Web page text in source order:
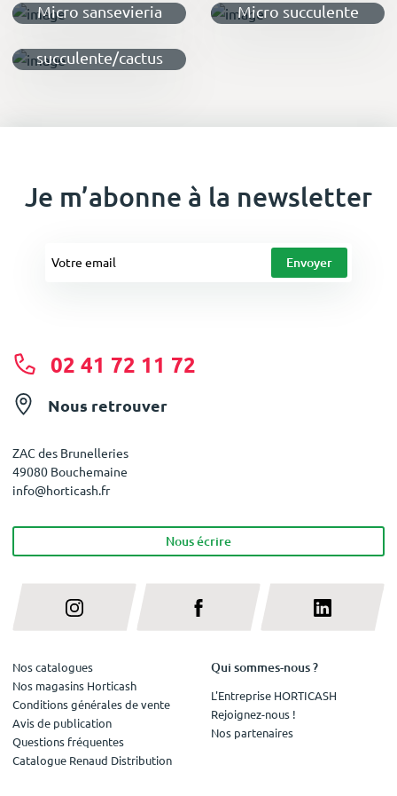
Micro sansevieria
Micro succulente
succulente/cactus
Je m’abonne à la newsletter
02 41 72 11 72
Nous retrouver
ZAC des Brunelleries
49080 Bouchemaine
info@horticash.fr
Nous écrire
Nos catalogues
Nos magasins Horticash
Conditions générales de vente
Avis de publication
Questions fréquentes
Catalogue Renaud Distribution
Qui sommes-nous ?
L'Entreprise HORTICASH
Rejoignez-nous !
Nos partenaires